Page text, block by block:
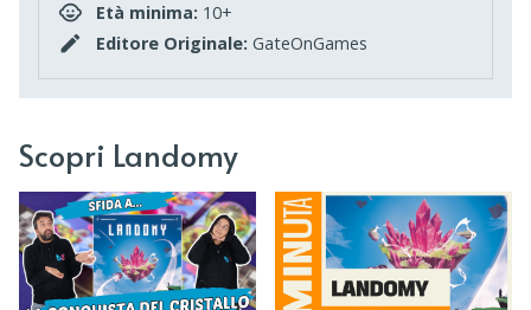
Età minima: 10+
Editore Originale: GateOnGames
Scopri Landomy